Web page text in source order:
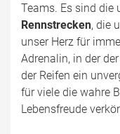
Teams. Es sind die
Rennstrecken, die
unser Herz für
Adrenalin, in der
der Reifen ein
für viele die wahre
Lebensfreude